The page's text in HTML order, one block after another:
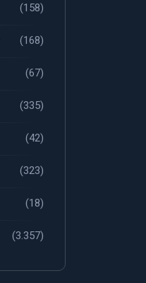
(158)
(168)
(67)
(335)
(42)
(323)
(18)
(3.357)